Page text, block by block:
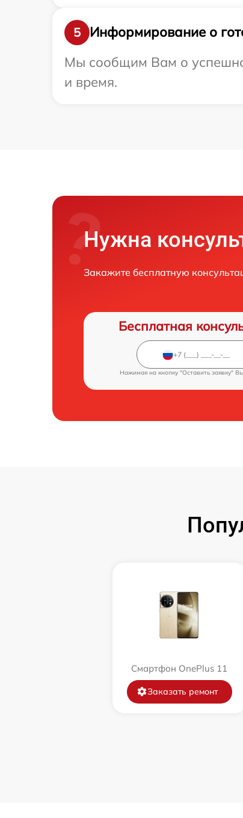
5
Информирование о
Мы сообщим Вам о
и время.
Нужна
Закажите бесплатную
Бесплатная
Нажимая на кнопку "Оставить заявку"
Смартфон OnePlus 11
Заказать ремонт